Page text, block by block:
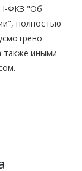
I-ФКЗ "Об
полностью
также иными